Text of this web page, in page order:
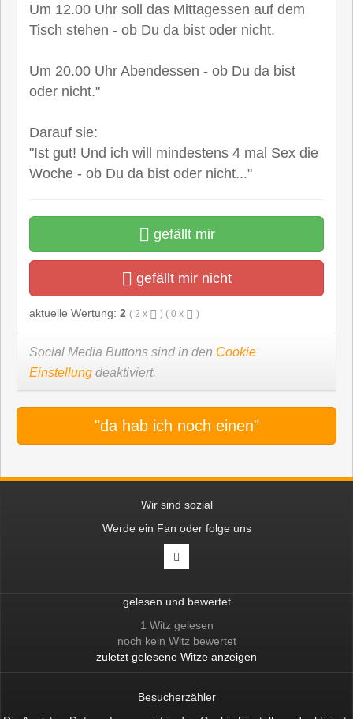
Um 12.00 Uhr soll das Mittagessen auf dem
Tisch stehen - ob Du da bist oder nicht.
Um 20.00 Uhr Abendessen - ob Du da bist
oder nicht."
Darauf sie:
"Ist gut! Und ich will mindestens 4 mal Sex die
Woche - ob Du da bist oder nicht..."
gefällt mir
gefällt mir nicht
aktuelle Wertung: 2 ( 2 x ) ( 0 x )
Social Media Buttons sind in den Cookie
Einstellung deaktiviert.
"da hab ich noch einen"
Wir sind sozial
Werde ein Fan oder folge uns
gelesen und bewertet
1 Witz gelesen
noch kein Witz bewertet
zuletzt gelesene Witze anzeigen
Besucherzähler